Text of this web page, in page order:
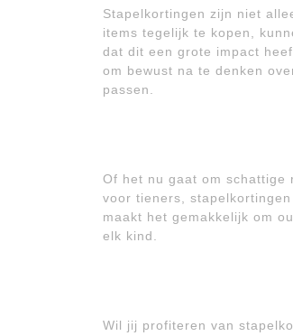
Stapelkortingen zijn niet
items tegelijk te kopen,
dat dit een grote impact
om bewust na te denken
passen.
Of het nu gaat om schattige
voor tieners,
maakt het gemakkelijk om
elk kind.
Wil jij profiteren van